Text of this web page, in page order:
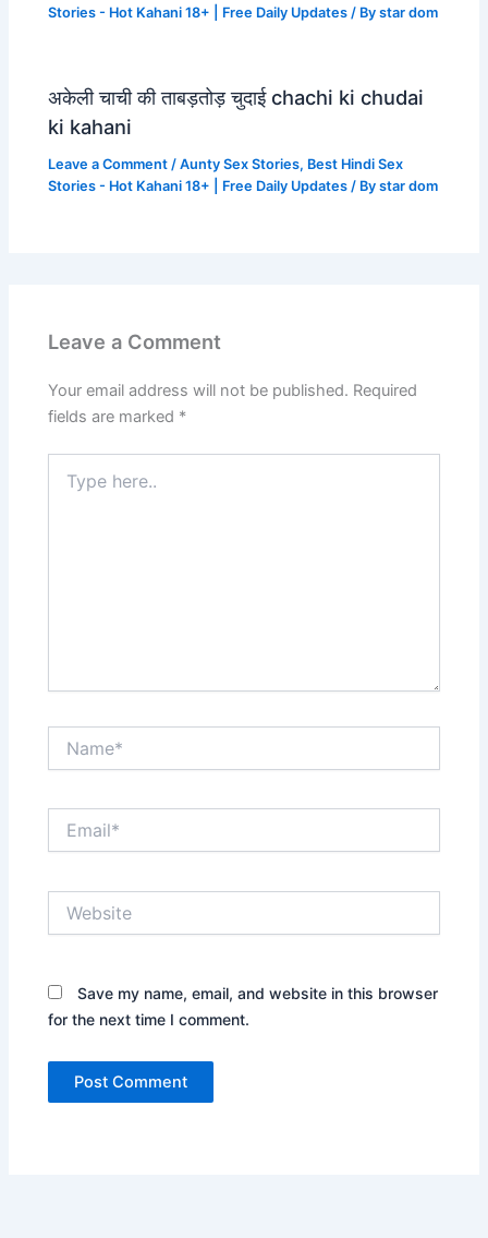
Stories - Hot Kahani 18+ | Free Daily Updates / Bystar dom
अकेली चाची की ताबड़तोड़ चुदाई chachi ki chudai
ki kahani
Leave a Comment /Aunty Sex Stories, Best Hindi Sex
Stories - Hot Kahani 18+ | Free Daily Updates / Bystar dom
Leave a Comment
Your email address will not be published. Required
fields are marked *
here..
Save my name, email, and website in this browser
for the next time I comment.